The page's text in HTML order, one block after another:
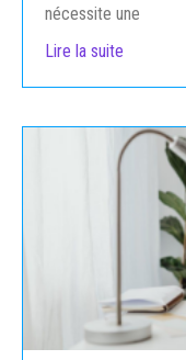
nécessite une
Lire la suite